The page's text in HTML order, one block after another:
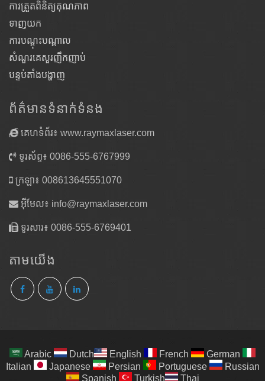
ការត្រួតពិនិត្យគុណភាព
ទាញយក
ការបណ្តុះបណ្តាល
សំណួរគេសួរញឹកញាប់
បន្ទប់តាំងបង្ហាញ
ព័ត៌មានទំនាក់ទំនង
គេហទំព័រ៖ www.raymaxlaser.com
ទូរស័ព្ទ៖ 0086-555-6767999
ក្រឡា៖ 008613645551070
អ៊ីមែល៖ info@raymaxlaser.com
ទូរសារ៖ 0086-555-6769401
តាម​យើង
Arabic Dutch English French
German
Italian
Japanese Persian Portuguese
Russian
Spanish
Turkish Thai